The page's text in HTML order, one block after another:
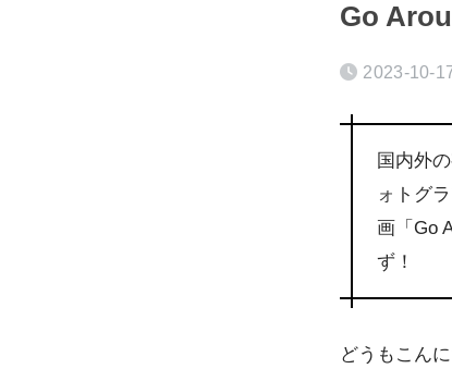
Go
2023-10-
国内外
ォトグ
画「Go
ず！
どうもこん